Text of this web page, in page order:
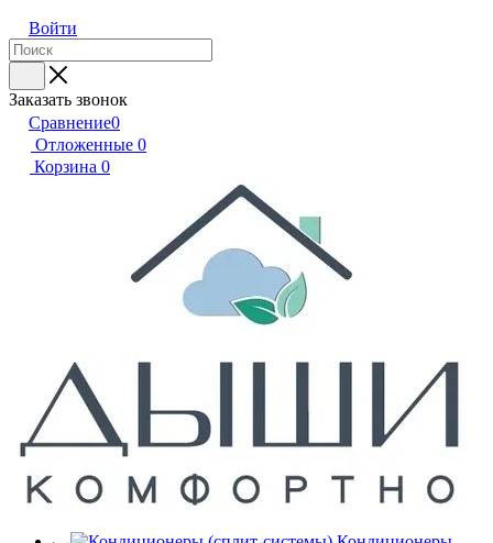
Войти
Заказать звонок
Сравнение0
Отложенные 0
Корзина 0